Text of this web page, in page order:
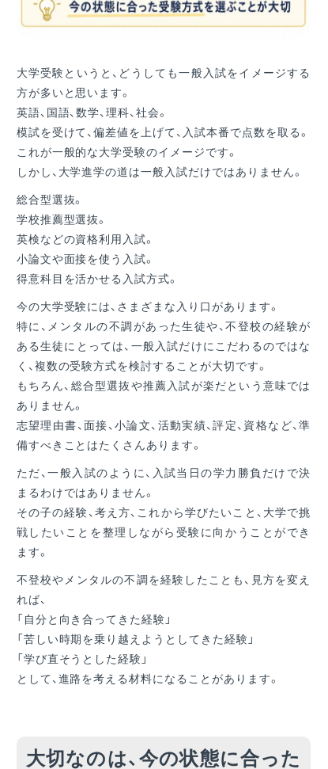
大学受験というと、どうしても一般入試をイメージする
方が多いと思います。
英語、国語、数学、理科、社会。
模試を受けて、偏差値を上げて、入試本番で点数を取る。
これが一般的な大学受験のイメージです。
しかし、大学進学の道は一般入試だけではありません。
総合型選抜。
学校推薦型選抜。
英検などの資格利用入試。
小論文や面接を使う入試。
得意科目を活かせる入試方式。
今の大学受験には、さまざまな入り口があります。
特に、メンタルの不調があった生徒や、不登校の経験が
ある生徒にとっては、一般入試だけにこだわるのではな
く、複数の受験方式を検討することが大切です。
もちろん、総合型選抜や推薦入試が楽だという意味では
ありません。
志望理由書、面接、小論文、活動実績、評定、資格など、準
備すべきことはたくさんあります。
ただ、一般入試のように、入試当日の学力勝負だけで決
まるわけではありません。
その子の経験、考え方、これから学びたいこと、大学で挑
戦したいことを整理しながら受験に向かうことができ
ます。
不登校やメンタルの不調を経験したことも、見方を変え
れば、
「自分と向き合ってきた経験」
「苦しい時期を乗り越えようとしてきた経験」
「学び直そうとした経験」
として、進路を考える材料になることがあります。
大切なのは、今の状態に合った